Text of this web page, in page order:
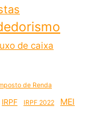
de caixa
de Renda
IRPF IRPF 2022
MEI